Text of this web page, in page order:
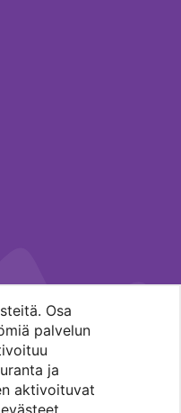
Osa
palvelun
ja
aktivoituvat